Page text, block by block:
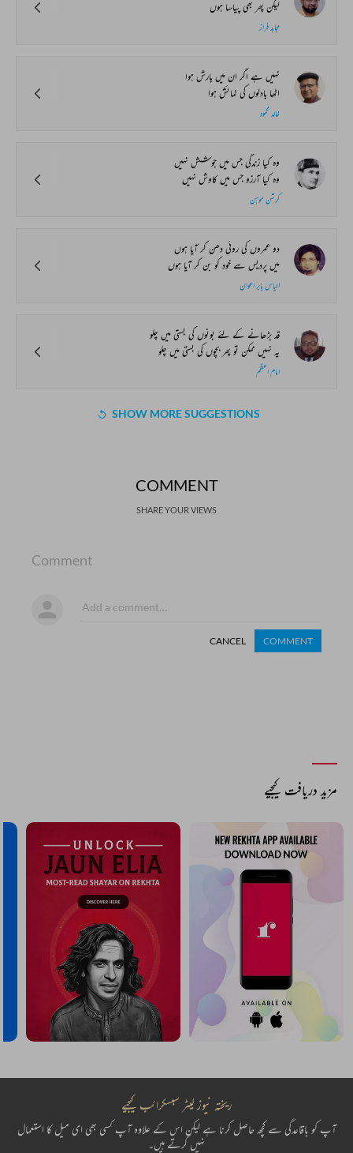
لیکن پھر بھی پیاسا ہوں
مجاہد فراز
نہیں ہے اگر ان میں بارش ہوا
اٹھا بادلوں کی نمائش ہوا
خالد محمود
وہ کیا زندگی جس میں جوشش نہیں
وہ کیا آرزو جس میں کاوش نہیں
کرشن موہن
دو عمروں کی روئی دھن کر آیا ہوں
میں پردیس سے خود کو بن کر آیا ہوں
الیاس بابر اعوان
قد بڑھانے کے لئے بونوں کی بستی میں چلو
یہ نہیں ممکن تو پھر بچوں کی بستی میں چلو
امام اعظم
SHOW MORE SUGGESTIONS
COMMENT
SHARE YOUR VIEWS
Comment
CANCEL COMMENT
مزید دریافت کیجیے
ریختہ نیوز لیٹر سبسکرائب کیجیے
آپ کو باقاعدگی سے کچھ حاصل کرنا ہے لیکن اس کے علاوہ آپ کسی بھی ای میل کا استعمال
نہیں کرتے ہیں۔